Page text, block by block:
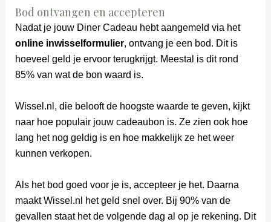
Bod ontvangen en accepteren
Nadat je jouw Diner Cadeau hebt aangemeld via het
online inwisselformulier, ontvang je een bod. Dit is
hoeveel geld je ervoor terugkrijgt. Meestal is dit rond
85% van wat de bon waard is.
Wissel.nl, die belooft de hoogste waarde te geven, kijkt
naar hoe populair jouw cadeaubon is. Ze zien ook hoe
lang het nog geldig is en hoe makkelijk ze het weer
kunnen verkopen.
Als het bod goed voor je is, accepteer je het. Daarna
maakt Wissel.nl het geld snel over. Bij 90% van de
gevallen staat het de volgende dag al op je rekening. Dit